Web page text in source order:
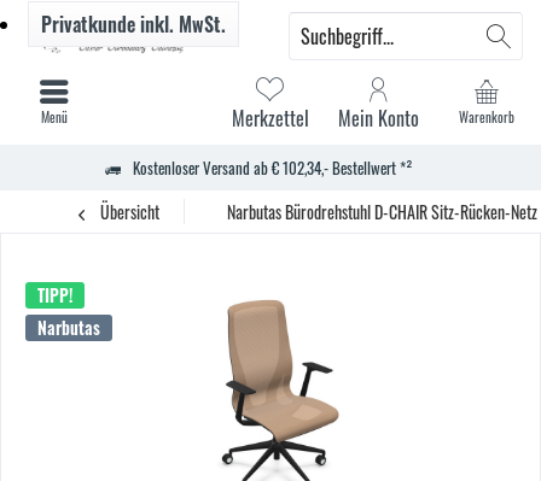
Kostenloser Versand ab € 102,34,- Bestellwert *²
Warenkorb
Merkzettel Mein Konto
Privatkundeinkl. MwSt.
Menü
Übersicht Narbutas Bürodrehstuhl D-CHAIR Sitz-Rücken-
TIPP!
Narbutas